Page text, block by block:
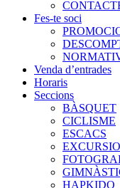
Fes-te soci
Venda d’entrades
Horaris
Seccions
BÀSQUET
CICLISME
ESCACS
HAPKIDO